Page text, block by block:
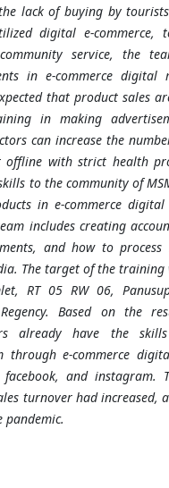
lack of buying by
digital e-commerce,
service, the
in e-commerce digital
that product sales
in making
can increase the
with strict health
to the community of
in e-commerce digital
includes creating
and how to process
The target of the training
RT 05 RW 06,
Based on the
already have the
through e-commerce
and instagram.
turnover had increased,
pandemic.